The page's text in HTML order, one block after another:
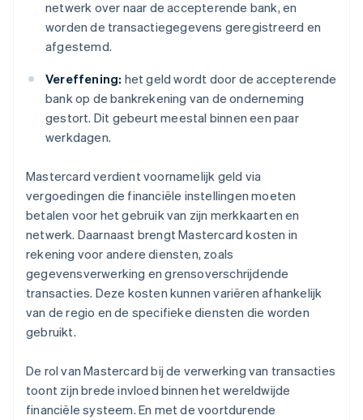
netwerk over naar de accepterende bank, en
worden de transactiegegevens geregistreerd en
afgestemd.
Vereffening: het geld wordt door de accepterende
bank op de bankrekening van de onderneming
gestort. Dit gebeurt meestal binnen een paar
werkdagen.
Mastercard verdient voornamelijk geld via
vergoedingen die financiële instellingen moeten
betalen voor het gebruik van zijn merkkaarten en
netwerk. Daarnaast brengt Mastercard kosten in
rekening voor andere diensten, zoals
gegevensverwerking en grensoverschrijdende
transacties. Deze kosten kunnen variëren afhankelijk
van de regio en de specifieke diensten die worden
gebruikt.
De rol van Mastercard bij de verwerking van transacties
toont zijn brede invloed binnen het wereldwijde
financiële systeem. En met de voortdurende